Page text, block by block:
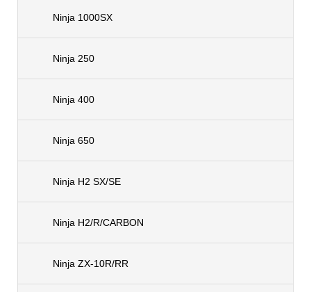
Ninja 1000SX
Ninja 250
Ninja 400
Ninja 650
Ninja H2 SX/SE
Ninja H2/R/CARBON
Ninja ZX-10R/RR